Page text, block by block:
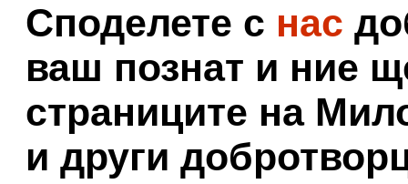
Споделете с нас
ваш познат и ние
страниците на
и други